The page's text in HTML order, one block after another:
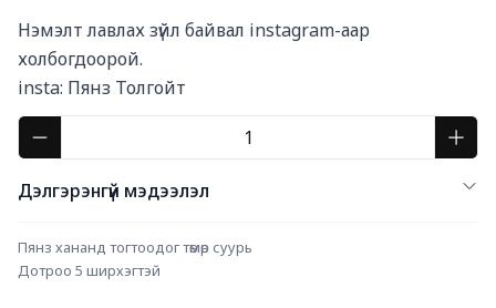
Нэмэлт лавлах зүйл байвал instagram-аар
холбогдоорой.
insta: Пянз Толгойт
Дэлгэрэнгүй мэдээлэл
Пянз хананд тогтоодог төмөр суурь
Дотроо 5 ширхэгтэй